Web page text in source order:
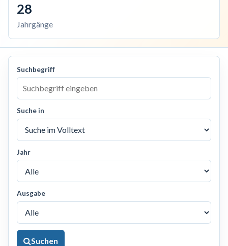
28
Jahrgänge
Suchbegriff
Suche in
Jahr
Ausgabe
Suchen